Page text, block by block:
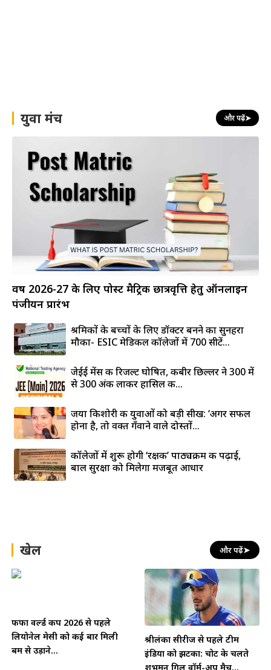
युवा मंच और पढ़ें➤
वर्ष 2026-27 के लिए पोस्ट मैट्रिक छात्रवृत्ति हेतु ऑनलाइन
पंजीयन प्रारंभ
श्रमिकों के बच्चों के लिए डॉक्टर बनने का सुनहरा
मौका- ESIC मेडिकल कॉलेजों में 700 सीटें...
जेईई मेंस की रिजल्ट घोषित, कबीर छिल्लर ने 300 में
से 300 अंक लाकर हासिल की...
जया किशोरी की युवाओं को बड़ी सीख: ‘अगर सफल
होना है, तो वक्त गँवाने वाले दोस्तों...
कॉलेजों में शुरू होगी ‘रक्षक’ पाठ्यक्रम की पढ़ाई,
बाल सुरक्षा को मिलेगा मजबूत आधार
खेल और पढ़ें➤
फीफा वर्ल्ड कप 2026 से पहले
लियोनेल मेसी को कई बार मिली
बम से उड़ाने...
श्रीलंका सीरीज से पहले टीम
इंडिया को झटका: चोट के चलते
शुभमन गिल वॉर्म-अप मैच...